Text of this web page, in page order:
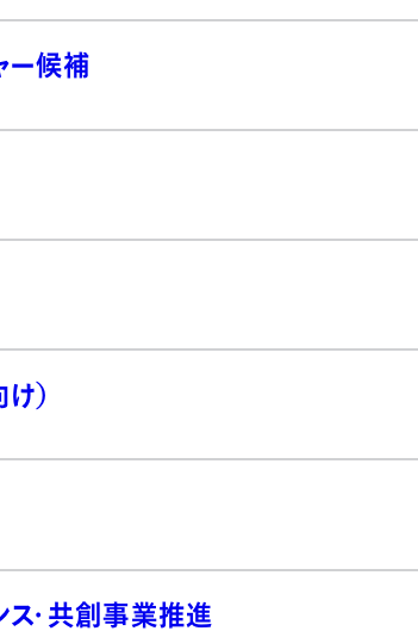
ー候補
）
・共創事業推進